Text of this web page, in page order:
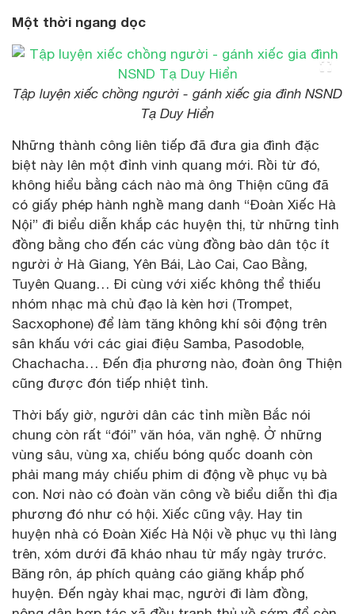
Một thời ngang dọc
Tập luyện xiếc chồng người - gánh xiếc gia đình NSND
Tạ Duy Hiển
Những thành công liên tiếp đã đưa gia đình đặc
biệt này lên một đỉnh vinh quang mới. Rồi từ đó,
không hiểu bằng cách nào mà ông Thiện cũng đã
có giấy phép hành nghề mang danh “Đoàn Xiếc Hà
Nội” đi biểu diễn khắp các huyện thị, từ những tỉnh
đồng bằng cho đến các vùng đồng bào dân tộc ít
người ở Hà Giang, Yên Bái, Lào Cai, Cao Bằng,
Tuyên Quang… Đi cùng với xiếc không thể thiếu
nhóm nhạc mà chủ đạo là kèn hơi (Trompet,
Sacxophone) để làm tăng không khí sôi động trên
sân khấu với các giai điệu Samba, Pasodoble,
Chachacha… Đến địa phương nào, đoàn ông Thiện
cũng được đón tiếp nhiệt tình.
Thời bấy giờ, người dân các tỉnh miền Bắc nói
chung còn rất “đói” văn hóa, văn nghệ. Ở những
vùng sâu, vùng xa, chiếu bóng quốc doanh còn
phải mang máy chiếu phim di động về phục vụ bà
con. Nơi nào có đoàn văn công về biểu diễn thì địa
phương đó như có hội. Xiếc cũng vậy. Hay tin
huyện nhà có Đoàn Xiếc Hà Nội về phục vụ thì làng
trên, xóm dưới đã kháo nhau từ mấy ngày trước.
Băng rôn, áp phích quảng cáo giăng khắp phố
huyện. Đến ngày khai mạc, người đi làm đồng,